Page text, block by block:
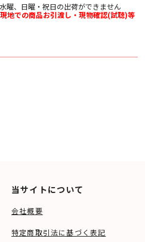
曜、日曜・祝日の出荷ができません
地での商品お引渡し・現物確認(試聴)等
当サイトについて
会社概要
特定商取引法に基づく表記